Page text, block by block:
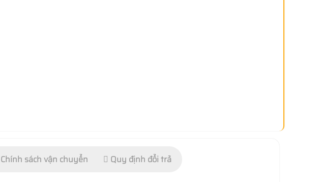
Chính sách vận chuyển Quy định đổi trả